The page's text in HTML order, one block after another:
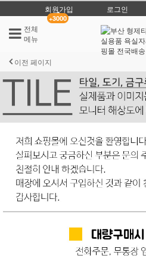
회원가입
+3000
로그인
전체
메뉴
이전 페이지